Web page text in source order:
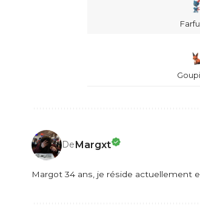
DeMargxt
Margot 34 ans, je réside actuellement